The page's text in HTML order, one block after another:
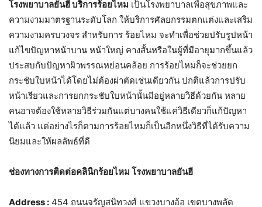
โรงพยาบาลยันฮี บริการร้อยไหม เป็นโรงพยาบาลเพื่อสุขภาพและ
ความงามมาตรฐานระดับโลก ให้บริการศัลยกรรมตกแต่งและเสริม
ความงามครบวงจร สำหรับการ ร้อยไหม จะทำเพื่อช่วยปรับรูปหน้า
แก้ไขปัญหาหน้าบาน หน้าใหญ่ คางสั้นหรือในผู้ที่มีอายุมากขึ้นแล้ว
ประสบกับปัญหาผิวพรรณหย่อนคล้อย การร้อยไหมก็จะช่วยยก
กระชับใบหน้าได้โดยไม่ต้องผ่าตัดเช่นเดียวกัน ปกติแล้วการปรับ
หน้าเรียวและการยกกระชับใบหน้านั้นมีอยู่หลายวิธีด้วยกัน หลาย
คนอาจต้องใช้หลายวิธีร่วมกันแต่บางคนใช้แค่วิธีเดียวก็แก้ปัญหา
ได้แล้ว แต่อย่างไรก็ตามการร้อยไหมก็เป็นอีกหนึ่งวิธีที่ได้รับความ
นิยมและให้ผลลัพธ์ที่ดี
ช่องทางการติดต่อคลินิกร้อยไหม โรงพยาบาลยันฮี
Address : 454 ถนนจรัญสนิทวงศ์ แขวงบางอ้อ เขตบางพลัด